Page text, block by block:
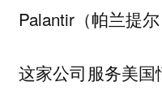
Palantir（帕兰提尔
这家公司服务美